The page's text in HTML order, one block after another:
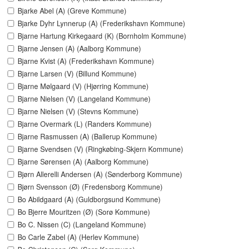
Bjarke Abel (A) (Greve Kommune)
Bjarke Dyhr Lynnerup (A) (Frederikshavn Kommune)
Bjarne Hartung Kirkegaard (K) (Bornholm Kommune)
Bjarne Jensen (A) (Aalborg Kommune)
Bjarne Kvist (A) (Frederikshavn Kommune)
Bjarne Larsen (V) (Billund Kommune)
Bjarne Mølgaard (V) (Hjørring Kommune)
Bjarne Nielsen (V) (Langeland Kommune)
Bjarne Nielsen (V) (Stevns Kommune)
Bjarne Overmark (L) (Randers Kommune)
Bjarne Rasmussen (A) (Ballerup Kommune)
Bjarne Svendsen (V) (Ringkøbing-Skjern Kommune)
Bjarne Sørensen (A) (Aalborg Kommune)
Bjørn Allerelli Andersen (A) (Sønderborg Kommune)
Bjørn Svensson (Ø) (Fredensborg Kommune)
Bo Abildgaard (A) (Guldborgsund Kommune)
Bo Bjerre Mouritzen (Ø) (Sorø Kommune)
Bo C. Nissen (C) (Langeland Kommune)
Bo Carle Zabel (A) (Herlev Kommune)